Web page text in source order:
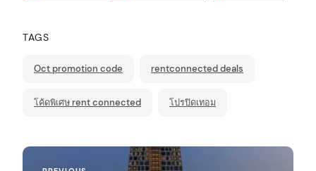
TAGS
Oct promotion code rentconnected deals
โค้ดพิเศษ rent connected โปรปิดเทอม
P